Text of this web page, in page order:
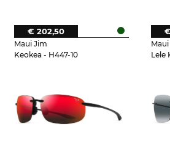
Maui Jim
Keokea - H447-10
€ 202,50
Lele